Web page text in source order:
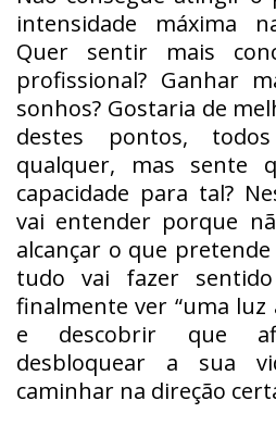
intensidade máxima
Quer sentir mais
profissional? Ganhar
sonhos? Gostaria de
destes pontos,
qualquer, mas sente
capacidade para tal?
vai entender porque
alcançar o que
tudo vai fazer
finalmente ver “uma
e descobrir que
desbloquear a sua
caminhar na direção